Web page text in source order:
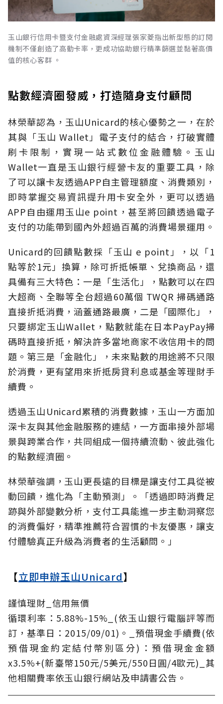
玉山銀行信用卡暨支付金融處資深經理張家菱指出新型態的訂閱
機制不僅創造了高動卡率，更成功協助銀行精準篩選並黏著高價
值的核心客群 。
點數經濟圈發威，打造隨身支付顧問
林榮華認為，玉山Unicard的核心優勢之一，在於
其與「玉山 Wallet」電子支付的結合，打破實體
刷卡限制，實現一站式數位金融體驗。玉山
Wallet一直是玉山銀行經營卡友的重要工具，除
了可以讓卡友透過APP自主管理額度、消費類別，
即時掌握交易資訊提升用卡安全外，更可以透過
APP自由運用玉山e point，甚至將回饋透過電子
支付的功能帶到國內外超過百萬的消費場景運用。
Unicard的回饋點數採「玉山 e point」，以「1
點等於1元」換算，除可折抵帳單、兌換商品，還
具備有三大特色：一是「生活化」，點數可以在四
大超商、全聯等全台超過60萬個 TWQR 掃碼通路
直接折抵消費，涵蓋通路最廣，二是「國際化」，
只要綁定玉山Wallet，點數就能在日本PayPay掃
碼時直接折抵，解決許多當地商家不收信用卡的問
題。第三是「金融化」，未來點數的用途將不只限
於消費，更有望用來折抵房貸利息或基金等理財手
續費。
透過玉山Unicard累積的消費數據，玉山一方面加
深卡友與其他金融服務的連結，一方面串接外部場
景與跨業合作，共同組成一個持續流動、彼此強化
的點數經濟圈。
林榮華強調，玉山更長遠的目標是讓支付工具從被
動回饋，進化為「主動預測」。「透過即時消費足
跡與外部變數分析，支付工具能進一步主動洞察您
的消費偏好，精準推薦符合習慣的卡友優惠，讓支
付體驗真正升級為消費者的生活顧問。」
【立即申辦玉山Unicard】
謹慎理財_信用無價
循環利率：5.88%-15%_(依玉山銀行電腦評等而
訂，基準日：2015/09/01)。_預借現金手續費(依
預借現金約定結付幣別區分)：預借現金金額
x3.5%+(新臺幣150元/5美元/550日圓/4歐元)_其
他相關費率依玉山銀行網站及申請書公告。